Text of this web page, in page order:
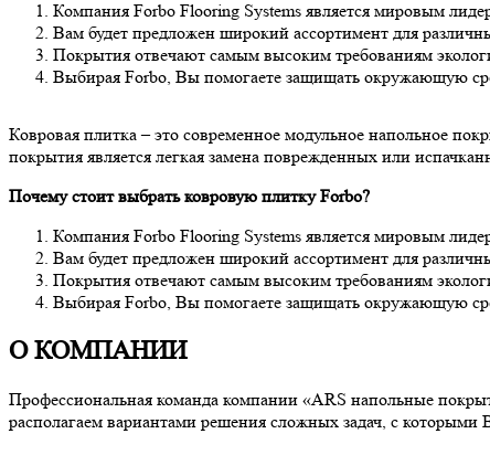
Компания Forbo Flooring Systems является мировым
Вам будет предложен широкий ассортимент для
Покрытия отвечают самым высоким требованиям
Выбирая Forbo, Вы помогаете защищать окружающую
Ковровая плитка – это современное модульное напольное
покрытия является легкая замена поврежденных или
Почему стоит выбрать ковровую плитку Forbo?
Компания Forbo Flooring Systems является мировым
Вам будет предложен широкий ассортимент для
Покрытия отвечают самым высоким требованиям
Выбирая Forbo, Вы помогаете защищать окружающую
О КОМПАНИИ
Профессиональная команда компании «ARS напольные
располагаем вариантами решения сложных задач, с которыми